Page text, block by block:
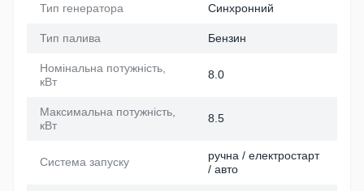
Тип генератора Синхронний
Тип палива Бензин
Номінальна потужність,
кВт
8.0
Максимальна потужність,
кВт
8.5
Система запуску
ручна / електростарт
/ авто